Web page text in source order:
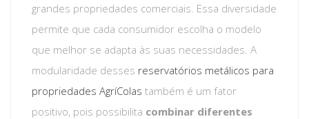
grandes propriedades comerciais. Essa diversidade
permite que cada consumidor escolha o modelo
que melhor se adapta às suas necessidades. A
modularidade desses reservatórios metálicos para
propriedades AgríColas também é um fator
positivo, pois possibilita combinar diferentes